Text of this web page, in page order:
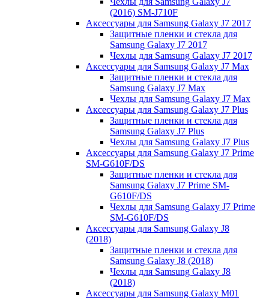
(2016) SM-J710F
Аксессуары для Samsung Galaxy J7 2017
Защитные пленки и стекла для
Samsung Galaxy J7 2017
Чехлы для Samsung Galaxy J7 2017
Аксессуары для Samsung Galaxy J7 Max
Защитные пленки и стекла для
Samsung Galaxy J7 Max
Чехлы для Samsung Galaxy J7 Max
Аксессуары для Samsung Galaxy J7 Plus
Защитные пленки и стекла для
Samsung Galaxy J7 Plus
Чехлы для Samsung Galaxy J7 Plus
Аксессуары для Samsung Galaxy J7 Prime
SM-G610F/DS
Защитные пленки и стекла для
Samsung Galaxy J7 Prime SM-
G610F/DS
Чехлы для Samsung Galaxy J7 Prime
SM-G610F/DS
Аксессуары для Samsung Galaxy J8
(2018)
Защитные пленки и стекла для
Samsung Galaxy J8 (2018)
Чехлы для Samsung Galaxy J8
(2018)
Аксессуары для Samsung Galaxy M01